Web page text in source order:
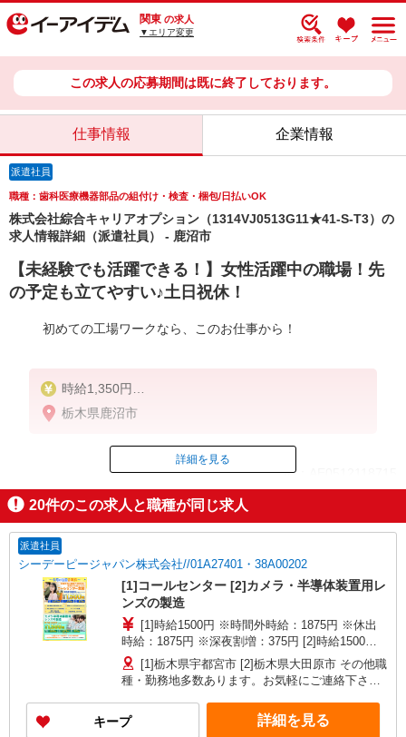
関東 の求人
▼エリア変更
この求人の応募期間は既に終了しております。
仕事情報 企業情報
派遣社員
職種：歯科医療機器部品の組付け・検査・梱包/日払いOK
株式会社綜合キャリアオプション（1314VJ0513G11★41-S-T3）の
求人情報詳細（派遣社員） - 鹿沼市
【未経験でも活躍できる！】女性活躍中の職場！先
の予定も立てやすい♪土日祝休！
初めての工場ワークなら、このお仕事から！
時給1,350円
交通費：既定支給
栃木県鹿沼市
ID：AE0512118715
掲載期間終了
詳細を見る
20件のこの求人と職種が同じ求人
派遣社員
シーデーピージャパン株式会社//01A27401・38A00202
[1]コールセンター [2]カメラ・半導体装置用レ
ンズの製造
[1]時給1500円 ※時間外時給：1875円 ※休出
時給：1875円 ※深夜割増：375円 [2]時給1500円
※時間外時給：1875円 ※休出時給：1875円 ※深
夜割増：375円
[1]栃木県宇都宮市 [2]栃木県大田原市 その他職
種・勤務地多数あります。お気軽にご連絡下さい
市、栃木市、那須塩原市、矢板市、さくら市 【茨
城県】ひたちなか市、下妻市、結城市、古河市、
キープ 詳細を見る